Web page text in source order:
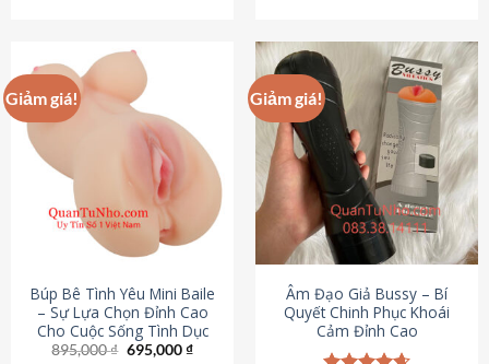
này
nhiều
biến
thể.
chọn
thể
chọn
trên
trang
Giảm giá!
Búp Bê Tình Yêu Mini Baile
– Sự Lựa Chọn Đỉnh Cao
Cho Cuộc Sống Tình Dục
895,000₫ Giá
695,000₫Giá
Giảm giá!
Âm Đạo Giả Bussy – Bí
Quyết Chinh Phục Khoái
Cảm Đỉnh Cao